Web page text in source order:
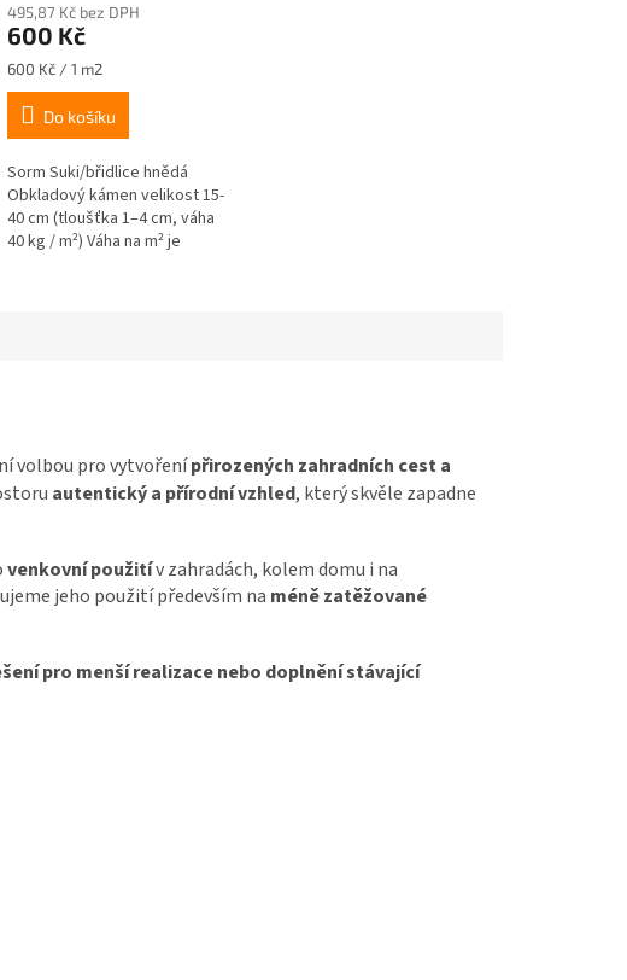
495,87 Kč bez DPH
600 Kč
Měrná
cena:
600 Kč / 1 m2
Do košíku
Sorm Suki/břidlice hnědá
Obkladový kámen velikost 15-
40 cm (tloušťka 1–4 cm, váha
40 kg / m²) Váha na m² je
volbou pro vytvořenípřirozených zahradních cest a
autentický a přírodní vzhled, který skvěle zapadne
venkovní použitív zahradách, kolem domu i na
jeho použití především na méně zatěžované
pro menší realizace nebo doplnění stávající